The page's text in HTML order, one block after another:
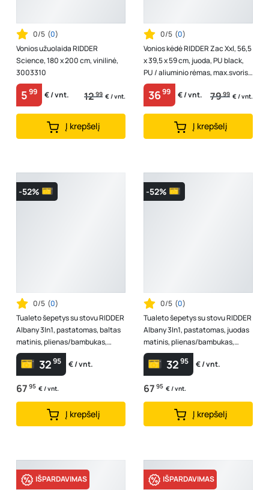
0/5 (0)
Vonios užuolaida RIDDER
Science, 180 x 200 cm, vinilinė,
3003310
599 € / vnt. 1299 € / vnt.
Į krepšelį
0/5 (0)
Vonios kėdė RIDDER Zac Xxl, 56,5
x 39,5 x 59 cm, juoda, PU black,
PU / aliuminio rėmas, max.svoris
150 kg., A0221010
3699 € / vnt. 7999 € / vnt.
Į krepšelį
-52%
0/5 (0)
Tualeto šepetys su stovu RIDDER
Albany 3In1, pastatomas, baltas
matinis, plienas/bambukas,
tualeto šepetys, tualetinio p...
3295 € / vnt.
67 95 € / vnt.
Į krepšelį
-52%
0/5 (0)
Tualeto šepetys su stovu RIDDER
Albany 3In1, pastatomas, juodas
matinis, plienas/bambukas,
tualeto šepetys, tualetinio p...
3295 € / vnt.
67 95 € / vnt.
Į krepšelį
IŠPARDAVIMAS IŠPARDAVIMAS